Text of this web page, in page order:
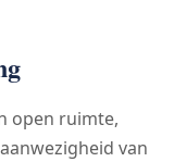
open ruimte,
van